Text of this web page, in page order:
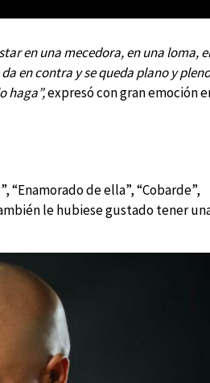
en una mecedora, en una loma,
en contra y se queda plano y
haga”,expresó con gran emoción
de ella”, “Cobarde”,
le hubiese gustado tener